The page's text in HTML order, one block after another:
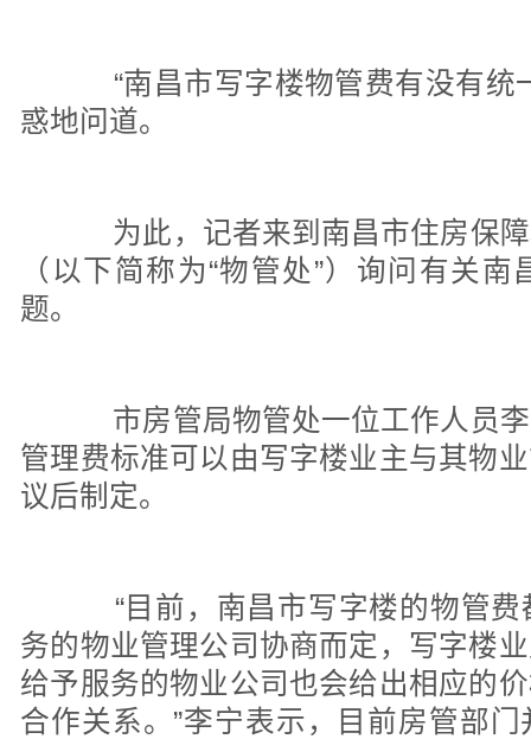
“南昌市写字楼物管费有没有统
惑地问道。
为此，记者来到南昌市住房保障
（以下简称为“物管处”）询问有关
题。
市房管局物管处一位工作人员李
管理费标准可以由写字楼业主与其物
议后制定。
“目前，南昌市写字楼的物管费
务的物业管理公司协商而定，写字楼
给予服务的物业公司也会给出相应的
合作关系。”李宁表示，目前房管部